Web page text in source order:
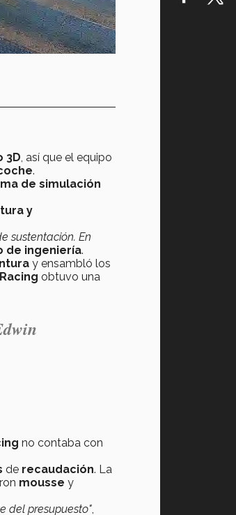
3D, así que el equipo
.
de simulación
y
sustentación. En
de ingeniería.
y ensambló los
obtuvo una
no contaba con
de recaudación. La
mousse y
del presupuesto",